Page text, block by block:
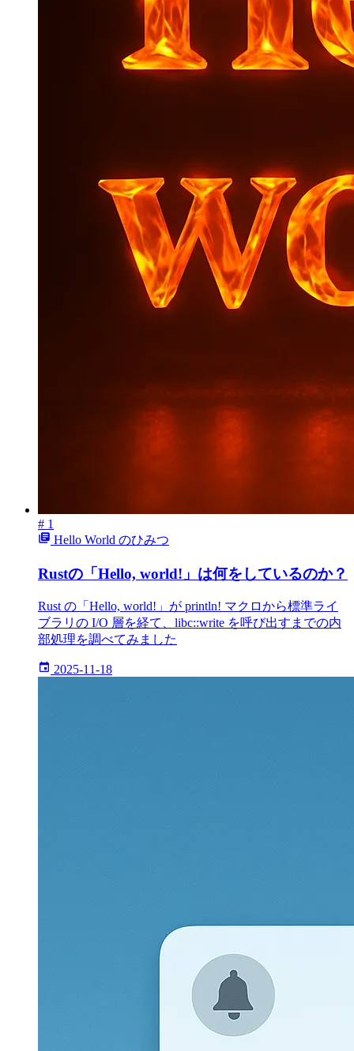
# 1
Hello World のひみつ
Rustの「Hello, world!」は何をしているのか？
Rust の「Hello, world!」が println! マクロから標準ライ
ブラリの I/O 層を経て、libc::write を呼び出すまでの内
部処理を調べてみました
2025-11-18